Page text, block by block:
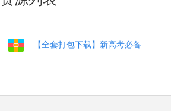
【全套打包下载】新高考必备